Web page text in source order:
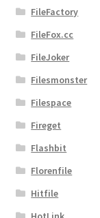
FileFactory
FileFox.cc
FileJoker
Filesmonster
Filespace
Fireget
Flashbit
Florenfile
Hitfile